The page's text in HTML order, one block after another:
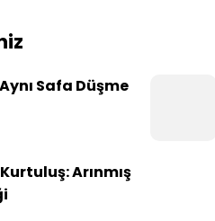
Safa Düşme
Arınmış